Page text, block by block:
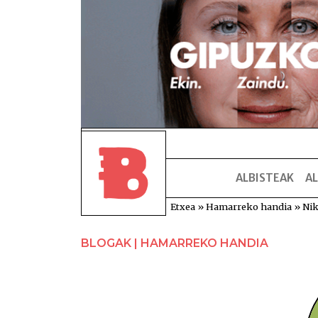
ALBISTEAK
Etxea »Hamarreko handia »
BLOGAK | HAMARREKO HANDIA